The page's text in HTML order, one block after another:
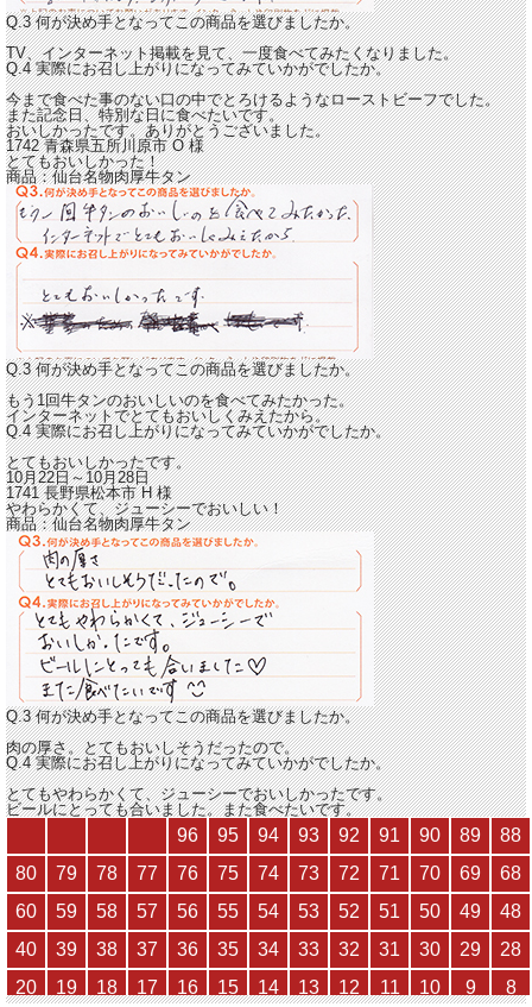
Q.3 何が決め手となってこの商品を選びましたか。
TV、インターネット掲載を見て、一度食べてみたくなりました。
Q.4 実際にお召し上がりになってみていかがでしたか。
今まで食べた事のない口の中でとろけるようなローストビーフでした。
また記念日、特別な日に食べたいです。
おいしかったです。ありがとうございました。
1742 青森県五所川原市O様
とてもおいしかった！
商品：仙台名物肉厚牛タン
Q.3 何が決め手となってこの商品を選びましたか。
もう1回牛タンのおいしいのを食べてみたかった。
インターネットでとてもおいしくみえたから。
Q.4 実際にお召し上がりになってみていかがでしたか。
とてもおいしかったです。
10月22日～10月28日
1741 長野県松本市H様
やわらかくて、ジューシーでおいしい！
商品：仙台名物肉厚牛タン
Q.3 何が決め手となってこの商品を選びましたか。
肉の厚さ。とてもおいしそうだったので。
Q.4 実際にお召し上がりになってみていかがでしたか。
とてもやわらかくて、ジューシーでおいしかったです。
ビールにとっても合いました。また食べたいです。